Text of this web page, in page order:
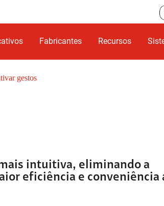
Fabricantes Recursos
gestos
intuitiva, eliminando a
eficiência e conveniência